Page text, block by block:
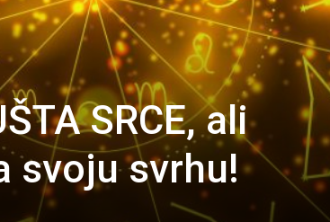
SRCE, ali
svoju svrhu!